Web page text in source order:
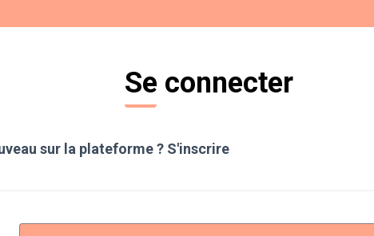
Se connecter
sur la plateforme ? S'inscrire